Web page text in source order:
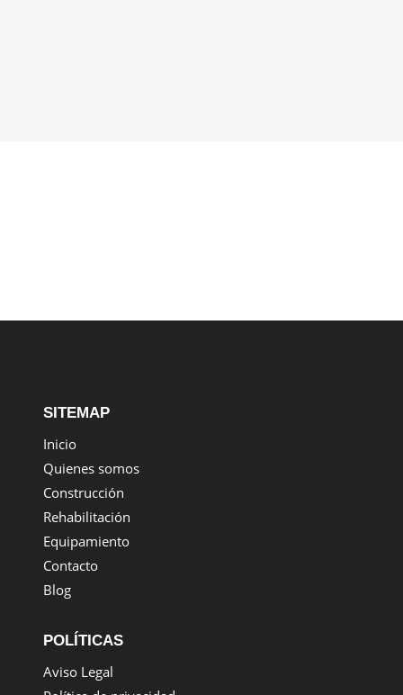
SITEMAP
Inicio
Quienes somos
Construcción
Rehabilitación
Equipamiento
Contacto
Blog
POLÍTICAS
Aviso Legal